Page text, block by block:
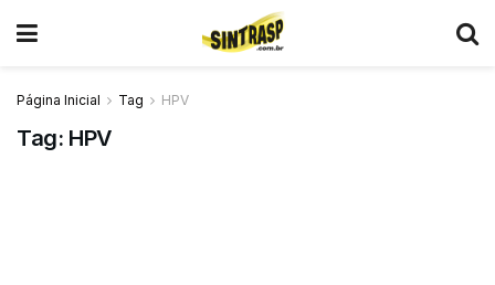
Página Inicial Tag HPV
Tag: HPV